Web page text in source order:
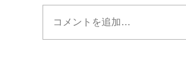
コメントを追加…